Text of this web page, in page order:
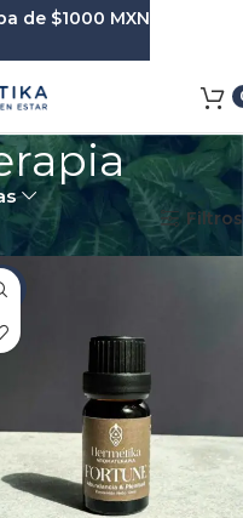
Filtros
de $1000 MXN